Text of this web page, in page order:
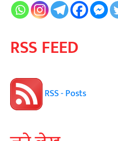
RSS FEED
RSS - Posts